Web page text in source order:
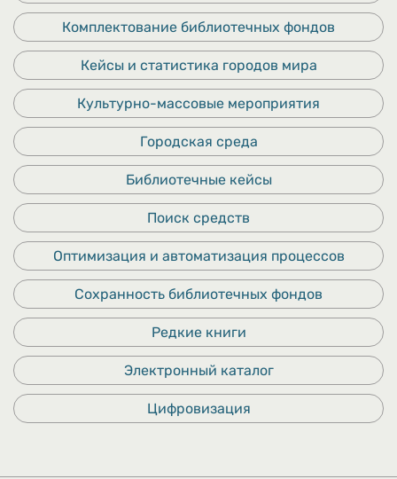
Комплектование библиотечных фондов
Кейсы и статистика городов мира
Культурно-массовые мероприятия
Городская среда
Библиотечные кейсы
Поиск средств
Оптимизация и автоматизация процессов
Сохранность библиотечных фондов
Редкие книги
Электронный каталог
Цифровизация